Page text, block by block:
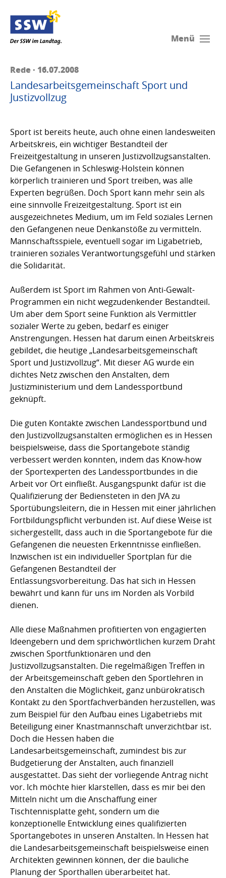
Menü
Rede · 16.07.2008
Landesarbeitsgemeinschaft Sport und
Justizvollzug
Sport ist bereits heute, auch ohne einen landesweiten
Arbeitskreis, ein wichtiger Bestandteil der
Freizeitgestaltung in unseren Justizvollzugsanstalten.
Die Gefangenen in Schleswig-Holstein können
körperlich trainieren und Sport treiben, was alle
Experten begrüßen. Doch Sport kann mehr sein als
eine sinnvolle Freizeitgestaltung. Sport ist ein
ausgezeichnetes Medium, um im Feld soziales Lernen
den Gefangenen neue Denkanstöße zu vermitteln.
Mannschaftsspiele, eventuell sogar im Ligabetrieb,
trainieren soziales Verantwortungsgefühl und stärken
die Solidarität.
Außerdem ist Sport im Rahmen von Anti-Gewalt-
Programmen ein nicht wegzudenkender Bestandteil.
Um aber dem Sport seine Funktion als Vermittler
sozialer Werte zu geben, bedarf es einiger
Anstrengungen. Hessen hat darum einen Arbeitskreis
gebildet, die heutige „Landesarbeitsgemeinschaft
Sport und Justizvollzug“. Mit dieser AG wurde ein
dichtes Netz zwischen den Anstalten, dem
Justizministerium und dem Landessportbund
geknüpft.
Die guten Kontakte zwischen Landessportbund und
den Justizvollzugsanstalten ermöglichen es in Hessen
beispielsweise, dass die Sportangebote ständig
verbessert werden konnten, indem das Know-how
der Sportexperten des Landessportbundes in die
Arbeit vor Ort einfließt. Ausgangspunkt dafür ist die
Qualifizierung der Bediensteten in den JVA zu
Sportübungsleitern, die in Hessen mit einer jährlichen
Fortbildungspflicht verbunden ist. Auf diese Weise ist
sichergestellt, dass auch in die Sportangebote für die
Gefangenen die neuesten Erkenntnisse einfließen.
Inzwischen ist ein individueller Sportplan für die
Gefangenen Bestandteil der
Entlassungsvorbereitung. Das hat sich in Hessen
bewährt und kann für uns im Norden als Vorbild
dienen.
Alle diese Maßnahmen profitierten von engagierten
Ideengebern und dem sprichwörtlichen kurzem Draht
zwischen Sportfunktionären und den
Justizvollzugsanstalten. Die regelmäßigen Treffen in
der Arbeitsgemeinschaft geben den Sportlehren in
den Anstalten die Möglichkeit, ganz unbürokratisch
Kontakt zu den Sportfachverbänden herzustellen, was
zum Beispiel für den Aufbau eines Ligabetriebs mit
Beteiligung einer Knastmannschaft unverzichtbar ist.
Doch die Hessen haben die
Landesarbeitsgemeinschaft, zumindest bis zur
Budgetierung der Anstalten, auch finanziell
ausgestattet. Das sieht der vorliegende Antrag nicht
vor. Ich möchte hier klarstellen, dass es mir bei den
Mitteln nicht um die Anschaffung einer
Tischtennisplatte geht, sondern um die
konzeptionelle Entwicklung eines qualifizierten
Sportangebotes in unseren Anstalten. In Hessen hat
die Landesarbeitsgemeinschaft beispielsweise einen
Architekten gewinnen können, der die bauliche
Planung der Sporthallen überarbeitet hat.